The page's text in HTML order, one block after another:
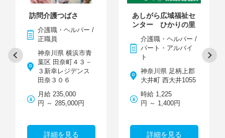
訪問介護つばさ
介護職・ヘルパー /
正職員
神奈川県 横浜市青
葉区 田奈町４３－
３新幸レジデンス
田奈３０６
月給 235,000
円 ～ 285,000円
詳細を見る
あしがら広域福祉セ
ンター ひかりの里
介護職・ヘルパー /
パート・アルバイ
ト
神奈川県 足柄上郡
大井町 西大井1055
時給 1,225
円 ～ 1,400円
詳細を見る